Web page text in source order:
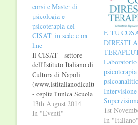
corsi e Master di
psicologia e
psicoterapia del
CISAT, in sede e on
line
Il CISAT - settore
dell'Istituto Italiano di
Cultura di Napoli
(www.istitalianodicultura.org)
- ospita l'unica Scuola
di Formazione in
Arteterapia esistente
13th August 2014
In "Eventi"
E TU
DIRESTI
psicoterapia
1st
In "Italiano"